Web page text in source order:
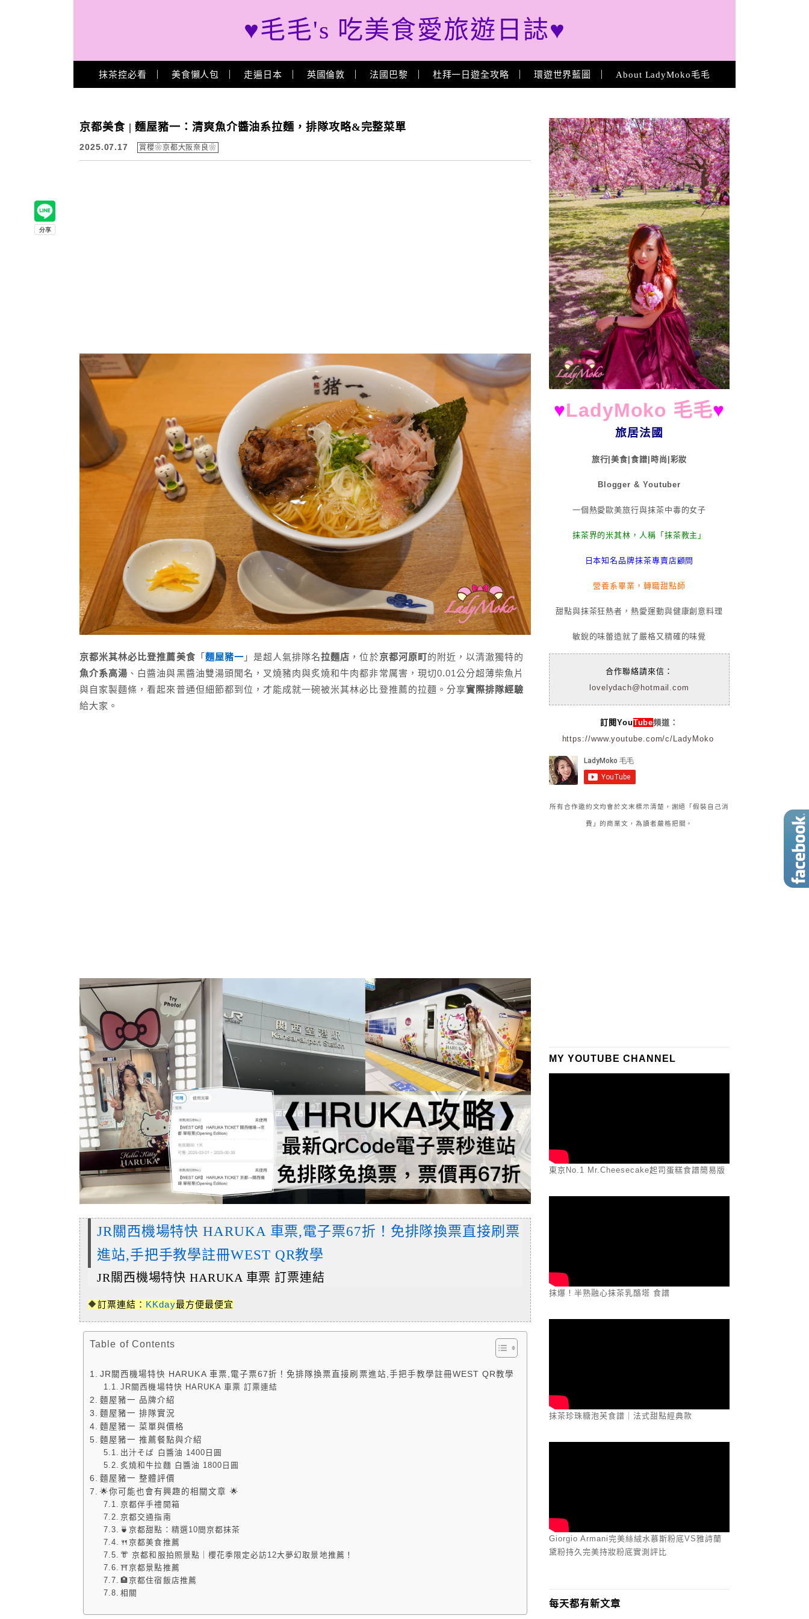
♥毛毛's 吃美食愛旅遊日誌♥
Main Menu
抹茶控必看 美食懶人包 走遍日本 英國倫敦 法國巴黎 杜拜一日遊全攻略 環遊世界藍圖 About LadyMoko毛毛
京都美食 | 麵屋豬一：清爽魚介醬油系拉麵，排隊攻略&完整菜單
2025.07.17 賞櫻❀京都大阪奈良❀
京都米其林必比登推薦美食 「 麵屋豬一 」是超人氣排隊名拉麵店 ，位於京都河原町的附近，以清澈獨特的
魚介系高湯 、白醬油與黑醬油雙湯頭聞名，叉燒豬肉與炙燒和牛肉都非常厲害，現切0.01公分超薄柴魚片
與自家製麵條，看起來普通但細節都到位，才能成就一碗被米其林必比登推薦的拉麵。分享實際排隊經驗
給大家。
JR關西機場特快 HARUKA 車票,電子票67折！免排隊換票直接刷票
進站,手把手教學註冊WEST QR教學
JR關西機場特快 HARUKA 車票 訂票連結
🔶訂票連結： KKday最方便最便宜
Table of Contents
JR關西機場特快 HARUKA 車票,電子票67折！免排隊換票直接刷票進站,手把手教學註冊WEST QR教學
JR關西機場特快 HARUKA 車票 訂票連結
麵屋豬一 品牌介紹
麵屋豬一 排隊實況
麵屋豬一 菜單與價格
麵屋豬一 推薦餐點與介紹
出汁そば 白醬油 1400日圓
炙燒和牛拉麵 白醬油 1800日圓
麵屋豬一 整體評價
🌟你可能也會有興趣的相關文章 🌟
京都伴手禮開箱
京都交通指南
🍵京都甜點：精選10間京都抹茶
🍴京都美食推薦
👘 京都和服拍照景點｜櫻花季限定必訪12大夢幻取景地推薦！
⛩️京都景點推薦
🏨京都住宿飯店推薦
相關
About
♥LadyMoko 毛毛♥
旅居法國
旅行|美食|食譜|時尚|彩妝
Blogger & Youtuber
一個熱愛歐美旅行與抹茶中毒的女子
抹茶界的米其林，人稱「抹茶教主」
日本知名品牌抹茶專賣店顧問
營養系畢業，轉職甜點師
甜點與抹茶狂熱者，熱愛運動與健康創意料理
敏銳的味蕾造就了嚴格又精確的味覺
合作聯絡請來信：
lovelydach@hotmail.com
訂閱YouTube頻道：
https://www.youtube.com/c/LadyMoko
所有合作邀約文均會於文末標示清楚，謝絕「假裝自己消
費」的商業文，為讀者嚴格把關。
MY YOUTUBE CHANNEL
東京No.1 Mr.Cheesecake起司蛋糕食譜簡易版
抹爆！半熟融心抹茶乳酪塔 食譜
抹茶珍珠糖泡芙食譜｜法式甜點經典款
Giorgio Armani完美絲絨水慕斯粉底VS雅詩蘭
黛粉持久完美持妝粉底實測評比
每天都有新文章